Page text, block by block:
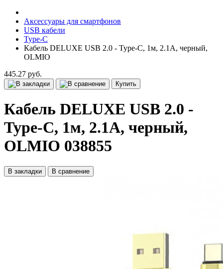
Аксессуары для смартфонов
USB кабели
Type-C
Кабель DELUXE USB 2.0 - Type-C, 1м, 2.1A, черный,
OLMIO
445.27 руб.
Купить
Кабель DELUXE USB 2.0 -
Type-C, 1м, 2.1A, черный,
OLMIO 038855
В закладки В сравнение